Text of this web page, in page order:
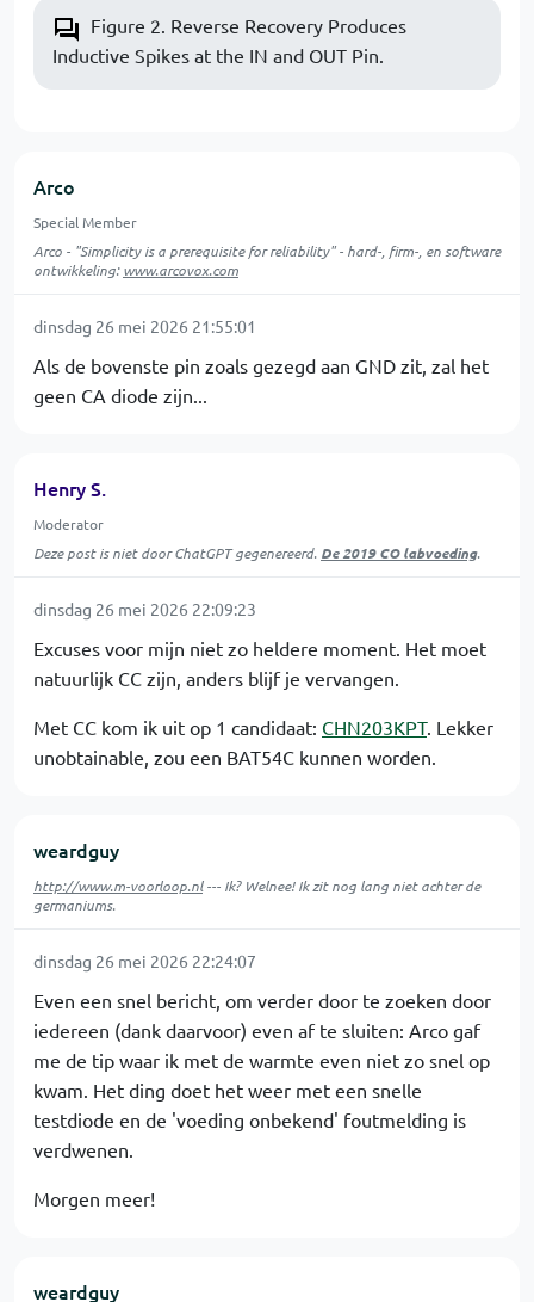
Figure 2. Reverse Recovery Produces
Inductive Spikes at the IN and OUT Pin.
Arco
Special Member
Arco - "Simplicity is a prerequisite for reliability" - hard-, firm-, en software
ontwikkeling:www.arcovox.com
dinsdag 26 mei 2026 21:55:01
Als de bovenste pin zoals gezegd aan GND zit, zal het
geen CA diode zijn...
Henry S.
Moderator
Deze post is niet door ChatGPT gegenereerd. De 2019 CO labvoeding.
dinsdag 26 mei 2026 22:09:23
Excuses voor mijn niet zo heldere moment. Het moet
natuurlijk CC zijn, anders blijf je vervangen.
Met CC kom ik uit op 1 candidaat: CHN203KPT. Lekker
unobtainable, zou een BAT54C kunnen worden.
weardguy
http://www.m-voorloop.nl--- Ik? Welnee! Ik zit nog lang niet achter de
germaniums.
dinsdag 26 mei 2026 22:24:07
Even een snel bericht, om verder door te zoeken door
iedereen (dank daarvoor) even af te sluiten: Arco gaf
me de tip waar ik met de warmte even niet zo snel op
kwam. Het ding doet het weer met een snelle
testdiode en de 'voeding onbekend' foutmelding is
verdwenen.
Morgen meer!
weardguy